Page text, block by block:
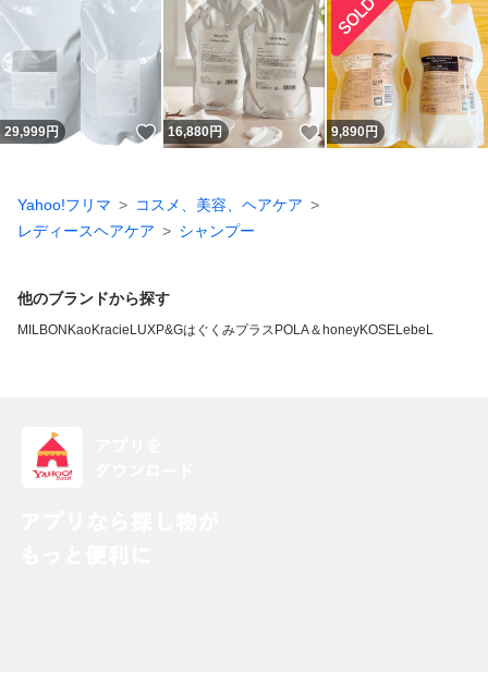
29,999円 いいね！
16,880円 いいね！
9,890円
Yahoo!フリマ
コスメ、美容、ヘアケア
レディースヘアケア
シャンプー
他のブランドから探す
MILBON KaoKracie LUXP&Gはぐくみプラス POLA＆honeyKOSELebeL